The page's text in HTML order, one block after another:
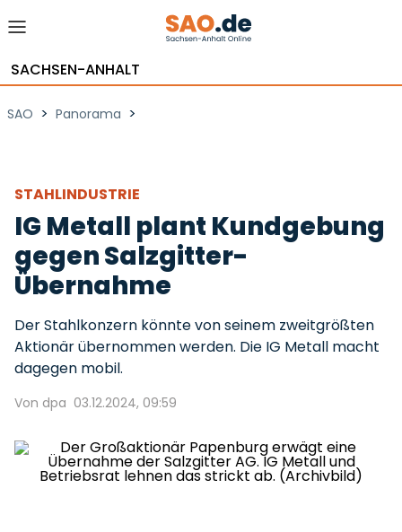
SACHSEN-ANHALT
SAO > Panorama >
STAHLINDUSTRIE
IG Metall plant Kundgebung
gegen Salzgitter-
Übernahme
Der Stahlkonzern könnte von seinem zweitgrößten
Aktionär übernommen werden. Die IG Metall macht
dagegen mobil.
Von dpa 03.12.2024, 09:59